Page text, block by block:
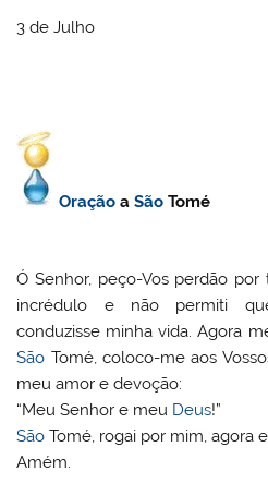
3 de Julho
Oração aSão Tomé
Ó Senhor, peço-Vos perdão
incrédulo e não permiti
conduzisse minha vida. Agora
São Tomé, coloco-me aos
meu amor e devoção:
“Meu Senhor e meu Deus!”
São Tomé, rogai por mim, agora
Amém.